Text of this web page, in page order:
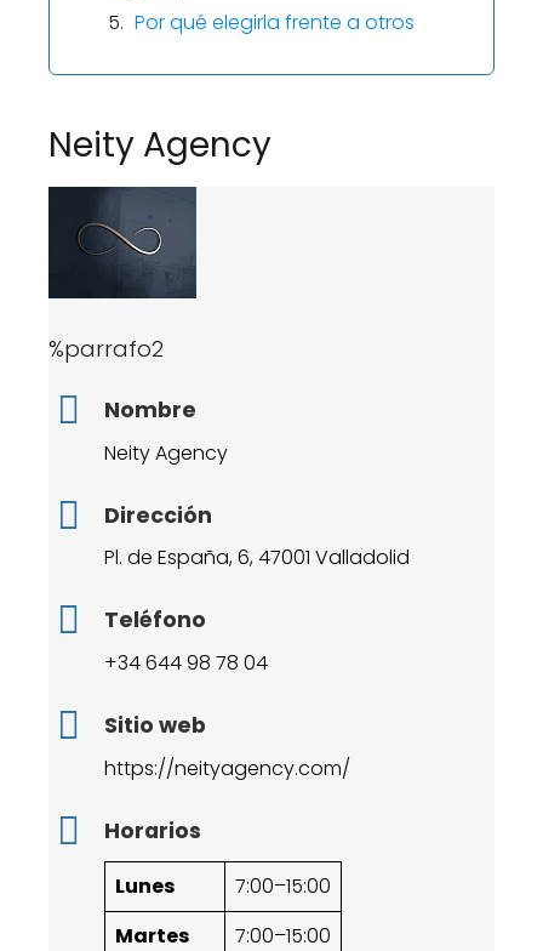
Por qué elegirla frente a otros
Neity Agency
%parrafo2
Nombre
Neity Agency
Dirección
Pl. de España, 6, 47001 Valladolid
Teléfono
+34 644 98 78 04
Sitio web
https://neityagency.com/
Horarios
Lunes
7:00–15:00
Martes
7:00–15:00